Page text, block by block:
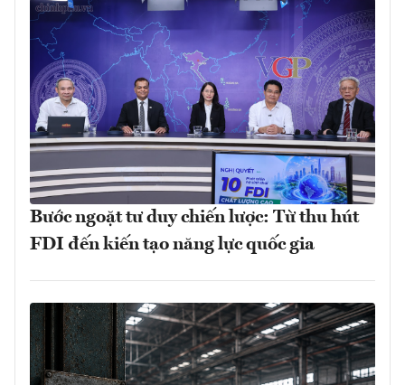
Bước ngoặt tư duy chiến lược: Từ thu hút
FDI đến kiến tạo năng lực quốc gia